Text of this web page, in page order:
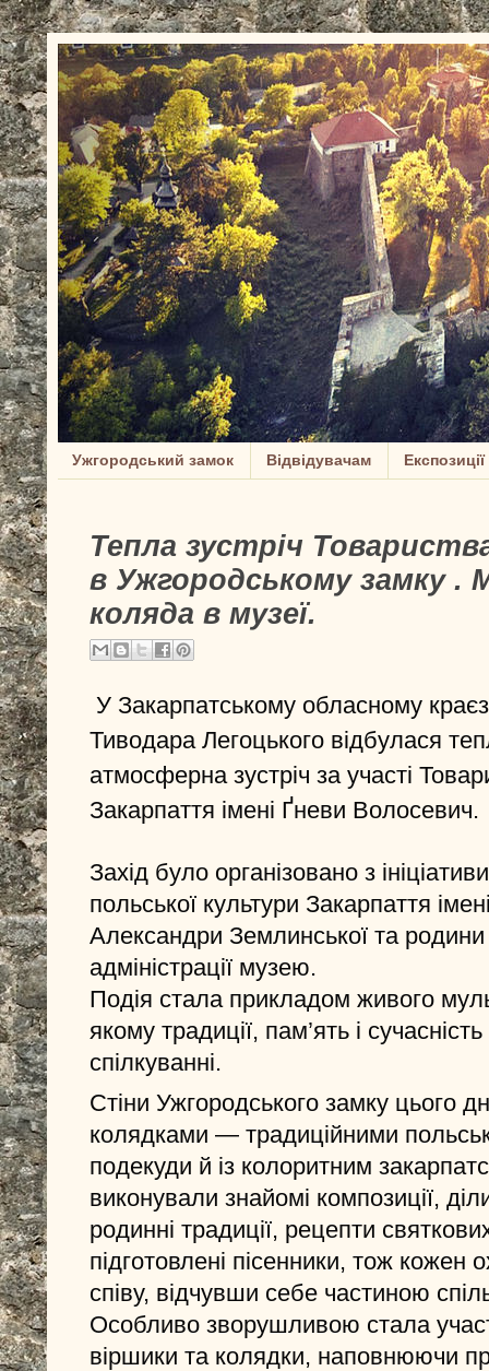
Ужгородський замок Відвідувачам Експозиції
Тепла зустріч
в Ужгородському замку .
коляда в музеї.
У Закарпатському обласному
Тиводара Легоцького відбулася
атмосферна зустріч за участі
Закарпаття імені Ґневи Волосевич.
Захід було організовано з
польської культури Закарпаття
Александри Землинської та
адміністрації музею.
Подія стала прикладом живого
якому традиції, пам’ять і
спілкуванні.
Стіни Ужгородського замку цього
колядками — традиційними
подекуди й із колоритним
виконували знайомі композиції,
родинні традиції, рецепти
підготовлені пісенники, тож кожен
співу, відчувши себе частиною
Особливо зворушливою стала
віршики та колядки, наповнюючи